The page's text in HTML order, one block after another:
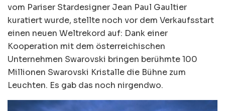
vom Pariser Stardesigner Jean Paul Gaultier
kuratiert wurde, stellte noch vor dem Verkaufsstart
einen neuen Weltrekord auf: Dank einer
Kooperation mit dem österreichischen
Unternehmen Swarovski bringen berühmte 100
Millionen Swarovski Kristalle die Bühne zum
Leuchten. Es gab das noch nirgendwo.